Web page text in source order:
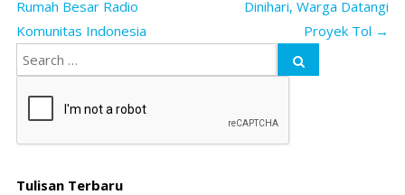
Rumah Besar Radio
Komunitas Indonesia
Dinihari, Warga Datangi
Proyek Tol →
Tulisan Terbaru